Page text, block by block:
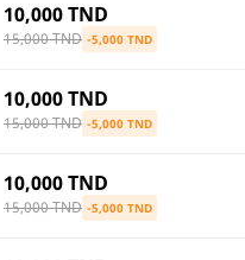
10,000 TND
15,000 TND -5,000 TND
10,000 TND
15,000 TND -5,000 TND
10,000 TND
15,000 TND -5,000 TND